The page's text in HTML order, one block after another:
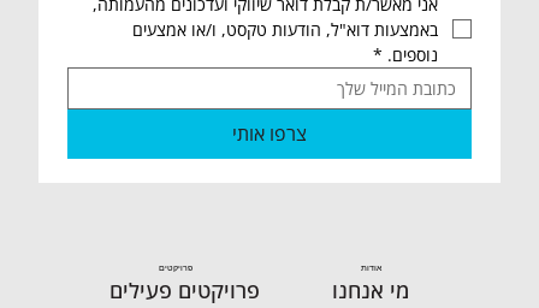
1.5.25 סיכום שבועי חמ"ל חיילים ומרלו"ג
נוספים. *
צרפו אותי
אודות
מי אנחנו
פרויקטים
פרויקטים פעילים